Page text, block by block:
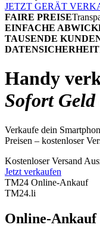
JETZT GERÄT
FAIRE PREISE
EINFACHE
TAUSENDE
DATENSICHERHEIT
Handy
Sofort
Verkaufe dein
Preisen – kostenloser
Kostenloser Versand
Jetzt verkaufen
TM24 Online-Ankauf
TM24.li
Online-Ankauf